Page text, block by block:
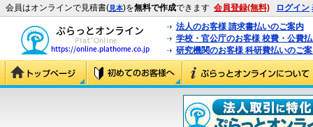
会員はオンラインで見積書(見本)を無料で作成できます 会員登録(無料) ログイン
法人のお客様 請求書払いのご案内
学校・官公庁のお客様 校費・公費
研究機関のお客様 科研費払いのご